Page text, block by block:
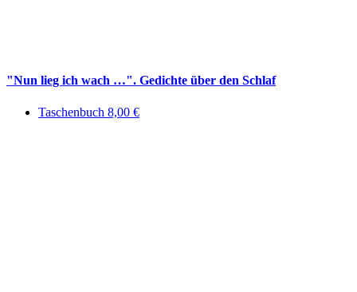
"Nun lieg ich wach …". Gedichte über den Schlaf
Taschenbuch 8,00 €